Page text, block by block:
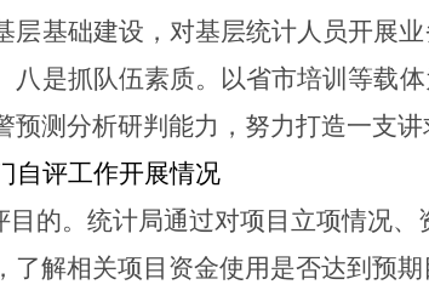
层基础建设，对基层统计人员开展
八 是抓队伍素质。
以省市培训等载
预测分析研判能力，努力打造一支
自评工作开展情况
目的。统计局通过对项目立项情况、
了解相关项目资金使用是否达到预